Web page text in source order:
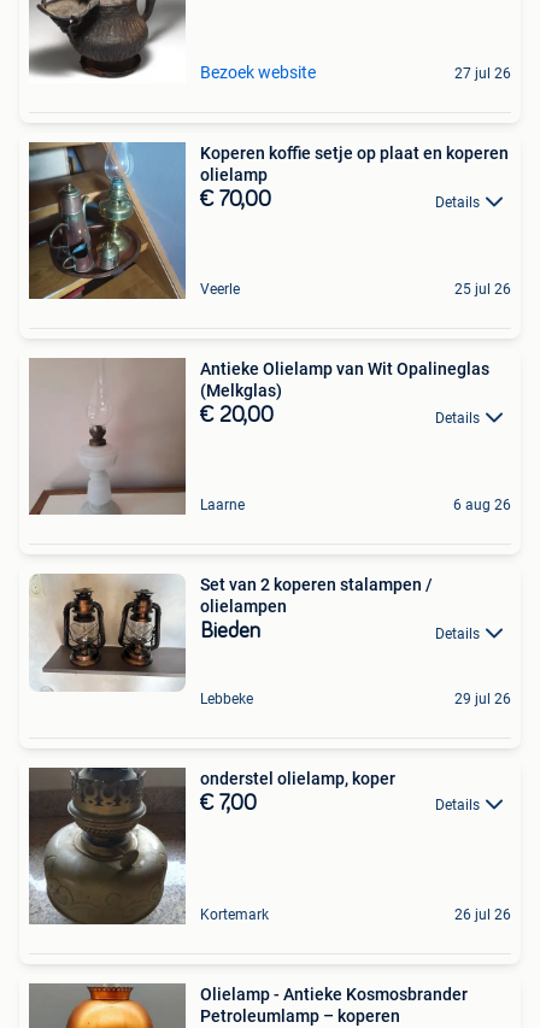
Bezoek website 27 jul 26
Koperen koffie setje op plaat en koperen
olielamp
€ 70,00 Details
Veerle 25 jul 26
Antieke Olielamp van Wit Opalineglas
(Melkglas)
€ 20,00 Details
Laarne 6 aug 26
Set van 2 koperen stalampen /
olielampen
Bieden Details
Lebbeke 29 jul 26
onderstel olielamp, koper
€ 7,00 Details
Kortemark 26 jul 26
Olielamp - Antieke Kosmosbrander
Petroleumlamp – koperen